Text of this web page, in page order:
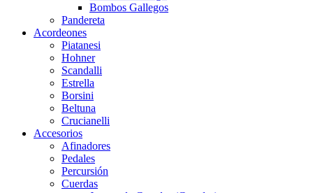
Bombos Gallegos
Pandereta
Acordeones
Piatanesi
Hohner
Scandalli
Estrella
Borsini
Beltuna
Crucianelli
Accesorios
Afinadores
Pedales
Percursión
Cuerdas